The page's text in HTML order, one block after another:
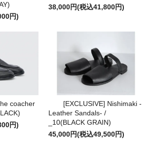
円)
38,000円(税込41,800円)
coacher
円)
[EXCLUSIVE] Nishimaki -
Leather Sandals- /
_10(BLACK GRAIN)
45,000円(税込49,500円)